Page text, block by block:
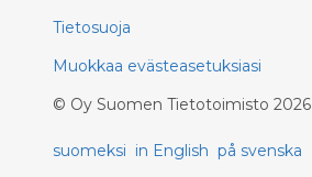
Tietosuoja
Muokkaa evästeasetuksiasi
© Oy Suomen Tietotoimisto 2026
suomeksi in English på svenska